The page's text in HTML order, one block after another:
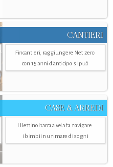
CANTIERI
Fincantieri, raggiungere Net zero
con 15 anni d'anticipo si può
CASE & ARREDI
Il lettino barca a vela fa navigare
i bimbi in un mare di sogni